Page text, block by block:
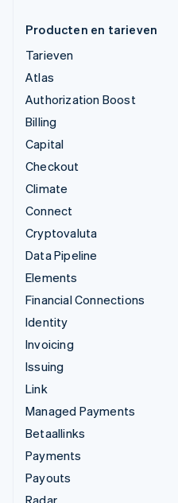
Producten en tarieven
Tarieven
Atlas
Authorization Boost
Billing
Capital
Checkout
Climate
Connect
Cryptovaluta
Data Pipeline
Elements
Financial Connections
Identity
Invoicing
Issuing
Link
Managed Payments
Betaallinks
Payments
Payouts
Radar